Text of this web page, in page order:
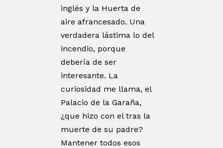
inglés y la Huerta de
aire afrancesado. Una
verdadera lástima lo del
incendio, porque
debería de ser
interesante. La
curiosidad me llama, el
Palacio de la Garaña,
¿que hizo con el tras la
muerte de su padre?
Mantener todos esos